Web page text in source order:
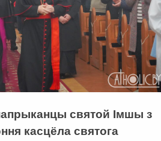
святой Імшы з
касцёла святога